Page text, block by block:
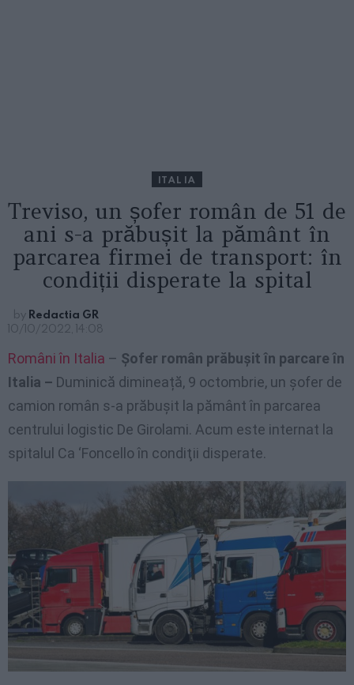
ITALIA
Treviso, un șofer român de 51 de
ani s-a prăbușit la pământ în
parcarea firmei de transport: în
condiții disperate la spital
by Redactia GR
10/10/2022, 14:08
Români în Italia – Șofer român prăbușit în parcare în
Italia – Duminică dimineață, 9 octombrie, un șofer de
camion român s-a prăbușit la pământ în parcarea
centrului logistic De Girolami. Acum este internat la
spitalul Ca ‘Foncello în condiţii disperate.